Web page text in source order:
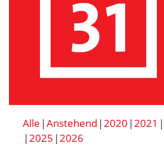
Alle Anstehend 2020 2021
2025 2026